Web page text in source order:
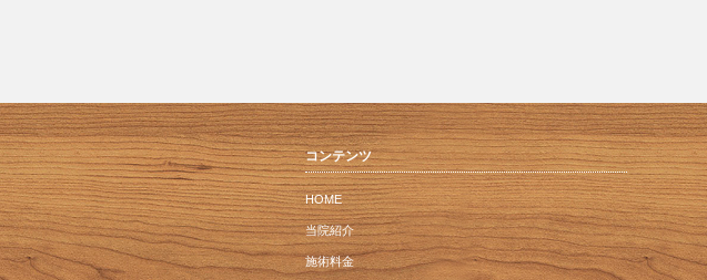
コンテンツ
HOME
当院紹介
施術料金